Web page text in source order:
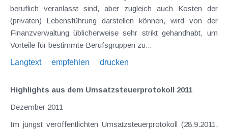
beruflich veranlasst sind, aber zugleich auch Kosten der
(privaten) Lebensführung darstellen können, wird von der
Finanzverwaltung üblicherweise sehr strikt gehandhabt, um
Vorteile für bestimmte Berufsgruppen zu...
Langtext
empfehlen drucken
Highlights aus dem Umsatzsteuerprotokoll 2011
Dezember 2011
Im jüngst veröffentlichten Umsatzsteuerprotokoll (28.9.2011,